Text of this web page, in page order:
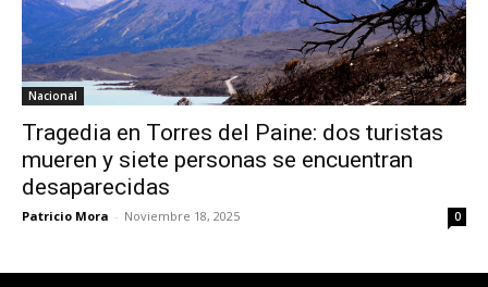
Nacional
Tragedia en Torres del Paine: dos turistas
mueren y siete personas se encuentran
desaparecidas
Patricio Mora - Noviembre 18, 2025 0